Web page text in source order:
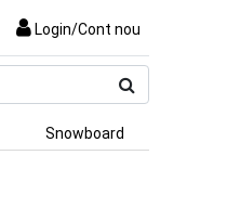
Login/Cont nou
produs
Snowboard